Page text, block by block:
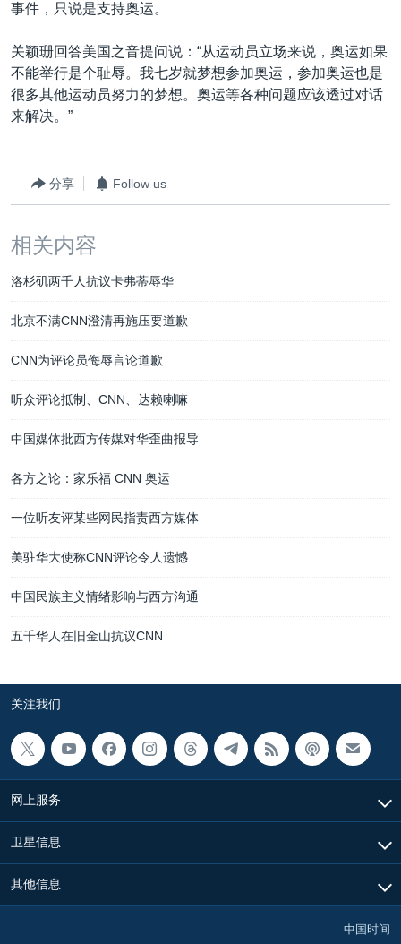
事件，只说是支持奥运。
关颖珊回答美国之音提问说：“从运动员立场来说，奥运如果
不能举行是个耻辱。我七岁就梦想参加奥运，参加奥运也是
很多其他运动员努力的梦想。奥运等各种问题应该透过对话
来解决。”
分享 Follow us
相关内容
洛杉矶两千人抗议卡弗蒂辱华
北京不满CNN澄清再施压要道歉
CNN为评论员侮辱言论道歉
听众评论抵制、CNN、达赖喇嘛
中国媒体批西方传媒对华歪曲报导
各方之论：家乐福 CNN 奥运
一位听友评某些网民指责西方媒体
美驻华大使称CNN评论令人遗憾
中国民族主义情绪影响与西方沟通
五千华人在旧金山抗议CNN
关注我们
网上服务
卫星信息
其他信息
中国时间